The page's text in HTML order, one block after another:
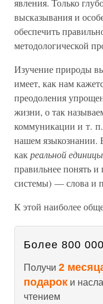
явления. Только
высказывания и
обеспечить
методологической
Изучение природы
имеет, как нам
преодоления
жизни, о так
коммуникации и т.
нашем языкознании.
какреальной
правильнее понять и
системы) — слова и
К этой наиболее
Более 800
Получи 2
подарок и
чтением